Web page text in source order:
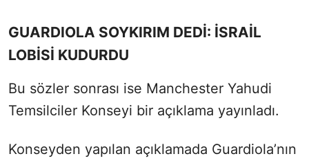
GUARDIOLA SOYKIRIM DEDİ: İSRAİL
LOBİSİ KUDURDU
Bu sözler sonrası ise Manchester Yahudi
Temsilciler Konseyi bir açıklama yayınladı.
Konseyden yapılan açıklamada Guardiola’nın